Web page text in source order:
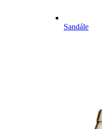
Sandále